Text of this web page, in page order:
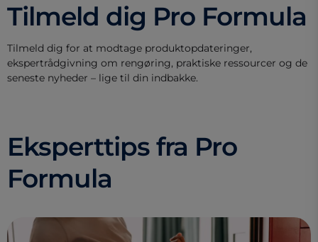
Tilmeld dig Pro Formula
Tilmeld dig for at modtage produktopdateringer,
ekspertrådgivning om rengøring, praktiske ressourcer og de
seneste nyheder – lige til din indbakke.
Eksperttips fra Pro
Formula